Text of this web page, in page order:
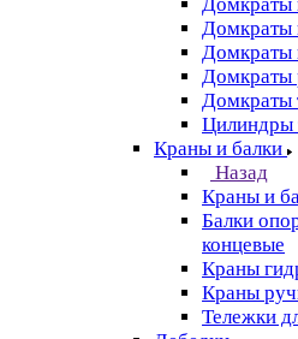
Домкраты
Домкраты
Домкраты
Домкраты
Цилиндры
Краны и балки
Назад
Краны и
Балки
концевые
Краны
Краны
Тележки